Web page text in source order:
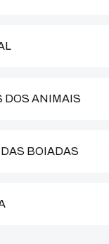
DOS ANIMAIS
BOIADAS